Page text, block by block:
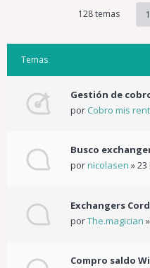
128 temas 1
Temas
Gestión de
por Cobro mis
Busco
pornicolasen »23
Exchangers
porThe.magician »
Compro saldo